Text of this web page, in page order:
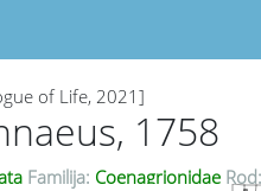
of Life, 2021]
1758
Familija: Coenagrionidae Rod: